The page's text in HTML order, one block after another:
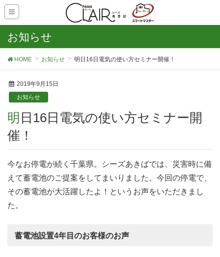
お知らせ
HOME お知らせ 明日16日電気の使い方セミナー開催！
2019年9月15日
お知らせ
明日16日電気の使い方セミナー開
催！
今なお停電が続く千葉県。シーズあきばでは、災害時に備
えて蓄電池のご提案をしてまいりました。今回の停電で、
その蓄電池が大活躍したよ！というお声をいただきまし
た。
蓄電池設置4年目のお客様のお声